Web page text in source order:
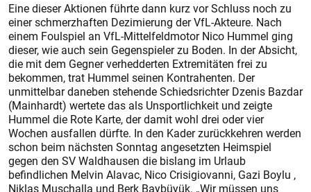
Eine dieser Aktionen führte dann kurz vor Schluss noch zu
einer schmerzhaften Dezimierung der VfL-Akteure. Nach
einem Foulspiel an VfL-Mittelfeldmotor Nico Hummel ging
dieser, wie auch sein Gegenspieler zu Boden. In der Absicht,
die mit dem Gegner verhedderten Extremitäten frei zu
bekommen, trat Hummel seinen Kontrahenten. Der
unmittelbar daneben stehende Schiedsrichter Dzenis Bazdar
(Mainhardt) wertete das als Unsportlichkeit und zeigte
Hummel die Rote Karte, der damit wohl drei oder vier
Wochen ausfallen dürfte. In den Kader zurückkehren werden
schon beim nächsten Sonntag angesetzten Heimspiel
gegen den SV Waldhausen die bislang im Urlaub
befindlichen Melvin Alavac, Nico Crisigiovanni, Gazi Boylu ,
Niklas Muschalla und Berk Baybüyük. „Wir müssen uns